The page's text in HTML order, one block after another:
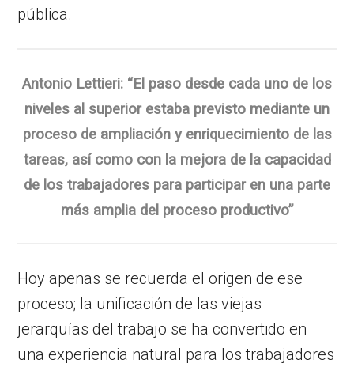
pública.
Antonio Lettieri: “El paso desde cada uno de los
niveles al superior estaba previsto mediante un
proceso de ampliación y enriquecimiento de las
tareas, así como con la mejora de la capacidad
de los trabajadores para participar en una parte
más amplia del proceso productivo”
Hoy apenas se recuerda el origen de ese
proceso; la unificación de las viejas
jerarquías del trabajo se ha convertido en
una experiencia natural para los trabajadores